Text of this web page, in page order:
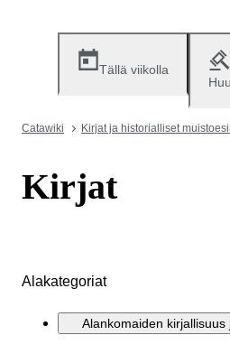
Tällä viikolla
Catawiki Kirjat ja historialliset
Kirjat
Alakategoriat
Alankomaiden